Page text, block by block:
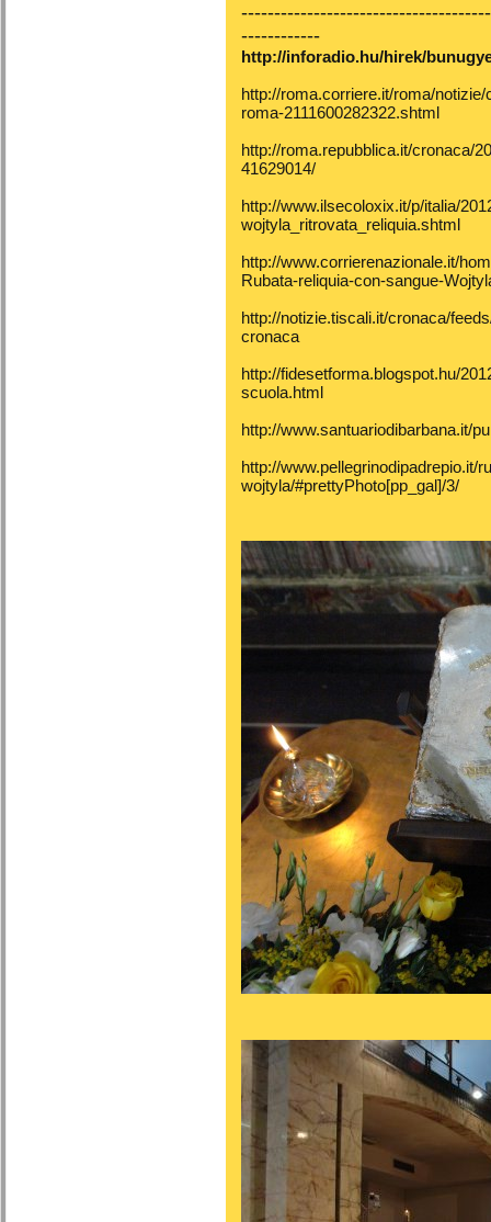
------------
http://inforadio.hu/hirek/
http://roma.corriere.it/roma/
roma-2111600282322.shtml
http://roma.repubblica.it/cronaca/
41629014/
http://www.ilsecoloxix.it/p/italia/
wojtyla_ritrovata_reliquia.shtml
http://www.corrierenazionale.it/
Rubata-reliquia-con-sangue-
http://notizie.tiscali.it/cronaca/
cronaca
http://fidesetforma.blogspot.hu/
scuola.html
http://www.santuariodibarbana.it/
http://www.pellegrinodipadrepio.it/
wojtyla/#prettyPhoto[pp_gal]/3/